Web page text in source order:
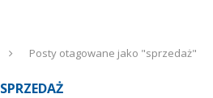
Posty otagowane jako "sprzedaż"
SPRZEDAŻ